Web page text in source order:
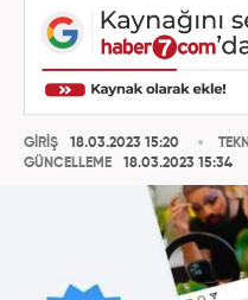
GİRİŞ
18.03.2023 15:20
GÜNCELLEME
18.03.2023 15:34